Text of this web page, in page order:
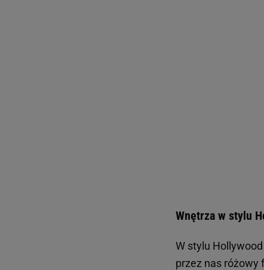
Wnętrza w stylu
W stylu
przez nas różowy